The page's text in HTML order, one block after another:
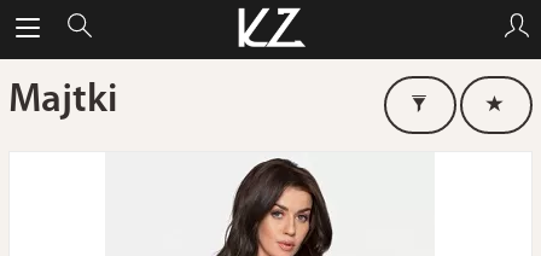
Majtki